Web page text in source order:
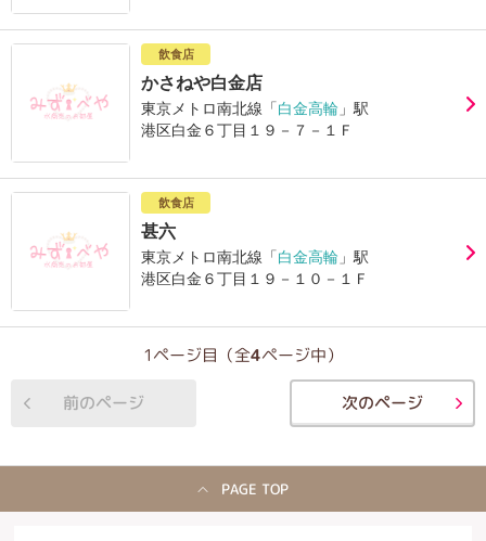
飲食店
かさねや白金店
東京メトロ南北線「白金高輪 」駅
港区白金６丁目１９－７－１Ｆ
飲食店
甚六
東京メトロ南北線「白金高輪 」駅
港区白金６丁目１９－１０－１Ｆ
1ページ目（全4ページ中）
前のページ 次のページ
PAGE TOP